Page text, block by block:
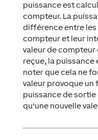
puissance est
compteur. La
différence entre les
compteur et leur
valeur de compteur
reçue, la puissance
noter que cela ne
valeur provoque un
puissance de
qu'une nouvelle